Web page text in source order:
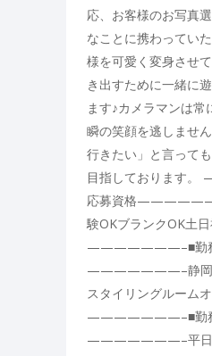
応、お客様のお写真
なことに携わってい
様を可愛く変身させ
き出すために一緒に
ます♪カメラマンは
瞬の笑顔を逃しませ
行きたい」と言って
目指しておりま
応募資格
験OKブランクOK土
———————–■勤
———————–静岡県
スタイリングルーム
———————–■勤
———————–平日